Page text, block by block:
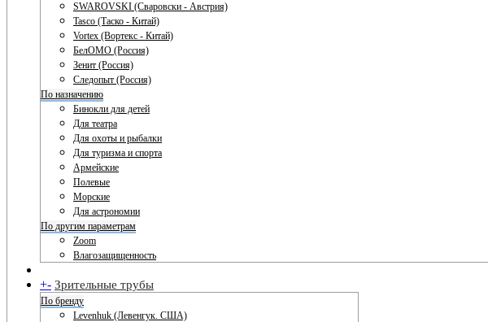
SWAROVSKI (Сваровски - Австрия)
Tasco (Таско - Китай)
Vortex (Вортекс - Китай)
БелОМО (Россия)
Зенит (Россия)
Следопыт (Россия)
По назначению
Бинокли для детей
Для театра
Для охоты и рыбалки
Для туризма и спорта
Армейские
Полевые
Морские
Для астрономии
По другим параметрам
Zoom
Влагозащищенность
+- Зрительные трубы
По бренду
Levenhuk (Левенгук. США)